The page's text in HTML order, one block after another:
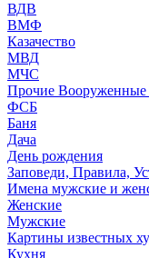
ВДВ
ВМФ
Казачество
МВД
МЧС
Прочие
ФСБ
Баня
Дача
День рождения
Заповеди, Правила,
Имена мужские и
Женские
Мужские
Картины известных
Кухня